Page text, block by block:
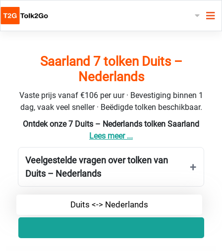
Saarland 7 tolken Duits –
Nederlands
Vaste prijs vanaf €106 per uur · Bevestiging binnen 1
dag, vaak veel sneller · Beëdigde tolken beschikbaar.
Ontdek onze 7 Duits – Nederlands tolken Saarland
Lees meer ...
Veelgestelde vragen over tolken van
Duits – Nederlands
Duits <-> Nederlands